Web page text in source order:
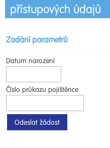
přístupových údajů
Zadání parametrů
Datum narození
Číslo průkazu pojištěnce